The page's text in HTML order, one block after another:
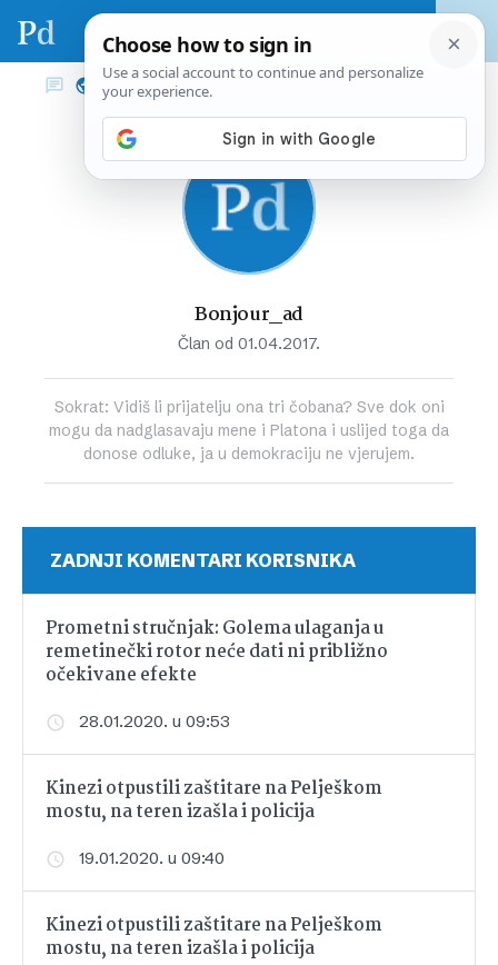
Bonjour_ad
Član od 01.04.2017.
Sokrat: Vidiš li prijatelju ona tri čobana? Sve dok oni
mogu da nadglasavaju mene i Platona i uslijed toga da
donose odluke, ja u demokraciju ne vjerujem.
ZADNJI KOMENTARI KORISNIKA
Prometni stručnjak: Golema ulaganja u
remetinečki rotor neće dati ni približno
očekivane efekte
28.01.2020. u 09:53
Kinezi otpustili zaštitare na Pelješkom
mostu, na teren izašla i policija
19.01.2020. u 09:40
Kinezi otpustili zaštitare na Pelješkom
mostu, na teren izašla i policija